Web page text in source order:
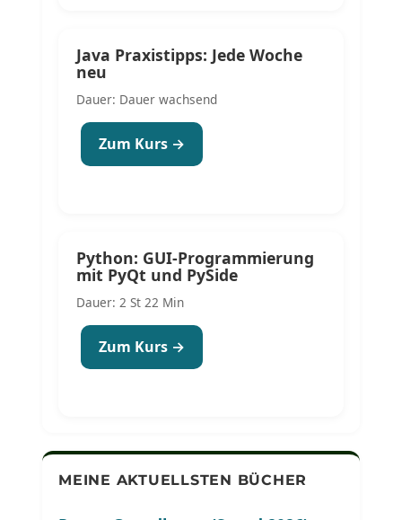
Java Praxistipps: Jede Woche
neu
Dauer: Dauer wachsend
Zum Kurs →
Python: GUI-Programmierung
mit PyQt und PySide
Dauer: 2 St 22 Min
Zum Kurs →
MEINE AKTUELLSTEN BÜCHER